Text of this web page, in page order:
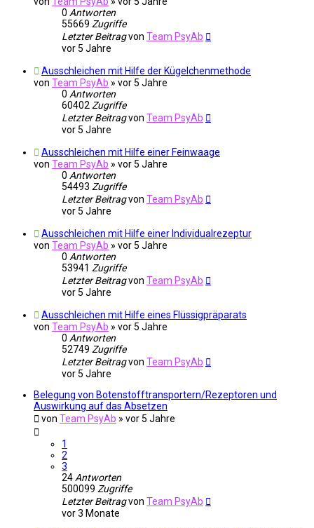
0 Antworten
55669 Zugriffe
Letzter Beitragvon Team PsyAb
vor 5 Jahre
Ausschleichen mit Hilfe der Kügelchenmethode
von Team PsyAb » vor 5 Jahre
0 Antworten
60402 Zugriffe
Letzter Beitragvon Team PsyAb
vor 5 Jahre
Ausschleichen mit Hilfe einer Feinwaage
von Team PsyAb » vor 5 Jahre
0 Antworten
54493 Zugriffe
Letzter Beitragvon Team PsyAb
vor 5 Jahre
Ausschleichen mit Hilfe einer Individualrezeptur
von Team PsyAb » vor 5 Jahre
0 Antworten
53941 Zugriffe
Letzter Beitragvon Team PsyAb
vor 5 Jahre
Ausschleichen mit Hilfe eines Flüssigpräparats
von Team PsyAb » vor 5 Jahre
0 Antworten
52749 Zugriffe
Letzter Beitragvon Team PsyAb
vor 5 Jahre
Belegung von Botenstofftransportern/Rezeptoren und
Auswirkung auf das Absetzen
von Team PsyAb » vor 5 Jahre
1
2
3
24 Antworten
500099 Zugriffe
Letzter Beitragvon Team PsyAb
vor 3 Monate